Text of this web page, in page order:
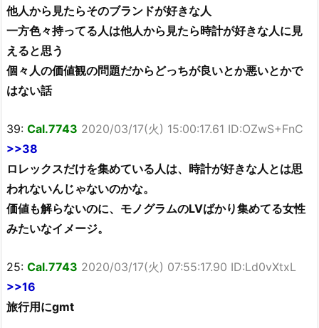
他人から見たらそのブランドが好きな人
一方色々持ってる人は他人から見たら時計が好きな人に見
えると思う
個々人の価値観の問題だからどっちが良いとか悪いとかで
はない話
39: Cal.7743 2020/03/17(火) 15:00:17.61 ID:OZwS+FnC
>>38
ロレックスだけを集めている人は、時計が好きな人とは思
われないんじゃないのかな。
価値も解らないのに、モノグラムのLVばかり集めてる女性
みたいなイメージ。
25: Cal.7743 2020/03/17(火) 07:55:17.90 ID:Ld0vXtxL
>>16
旅行用にgmt